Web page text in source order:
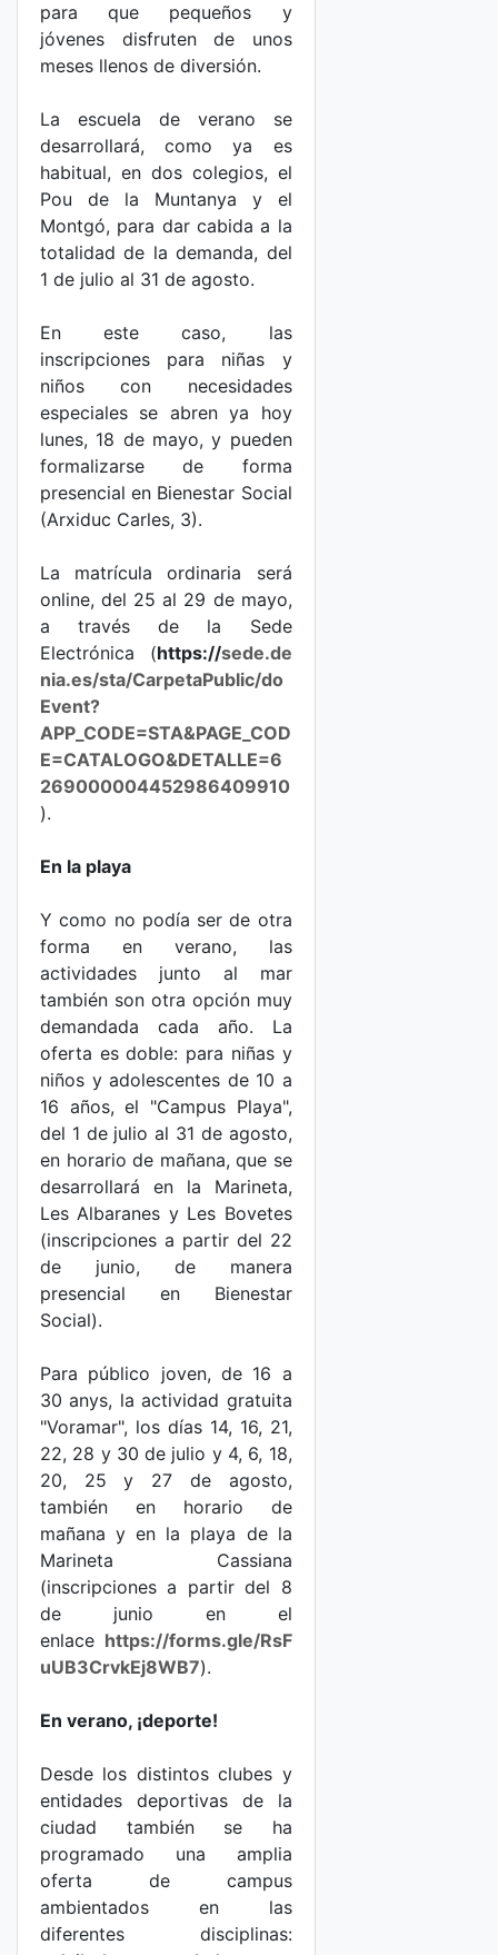
para que pequeños y
jóvenes disfruten de unos
meses llenos de diversión.
La escuela de verano se
desarrollará, como ya es
habitual, en dos colegios, el
Pou de la Muntanya y el
Montgó, para dar cabida a la
totalidad de la demanda, del
1 de julio al 31 de agosto.
En este caso, las
inscripciones para niñas y
niños con necesidades
especiales se abren ya hoy
lunes, 18 de mayo, y pueden
formalizarse de forma
presencial en Bienestar Social
(Arxiduc Carles, 3).
La matrícula ordinaria será
online, del 25 al 29 de mayo,
a través de la Sede
Electrónica (https://sede.de
nia.es/sta/CarpetaPublic/do
Event?
APP_CODE=STA&PAGE_COD
E=CATALOGO&DETALLE=6
269000004452986409910
).
En la playa
Y como no podía ser de otra
forma en verano, las
actividades junto al mar
también son otra opción muy
demandada cada año. La
oferta es doble: para niñas y
niños y adolescentes de 10 a
16 años, el "Campus Playa",
del 1 de julio al 31 de agosto,
en horario de mañana, que se
desarrollará en la Marineta,
Les Albaranes y Les Bovetes
(inscripciones a partir del 22
de junio, de manera
presencial en Bienestar
Social).
Para público joven, de 16 a
30 anys, la actividad gratuita
"Voramar", los días 14, 16, 21,
22, 28 y 30 de julio y 4, 6, 18,
20, 25 y 27 de agosto,
también en horario de
mañana y en la playa de la
Marineta Cassiana
(inscripciones a partir del 8
de junio en el
enlace https://forms.gle/RsF
uUB3CrvkEj8WB7).
En verano, ¡deporte!
Desde los distintos clubes y
entidades deportivas de la
ciudad también se ha
programado una amplia
oferta de campus
ambientados en las
diferentes disciplinas: